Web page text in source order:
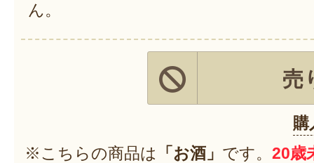
ん。
売
購
※こちらの商品は
「お酒」 です。 20歳